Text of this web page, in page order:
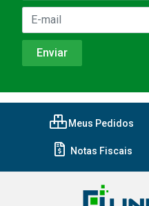
Meus Pedidos
Notas Fiscais